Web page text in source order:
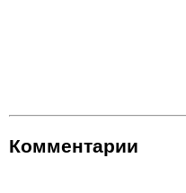
Комментарии